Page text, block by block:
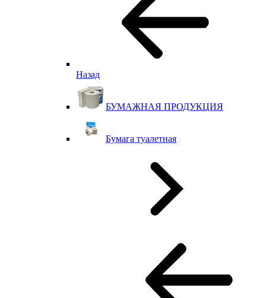
Назад
БУМАЖНАЯ ПРОДУКЦИЯ
Бумага туалетная